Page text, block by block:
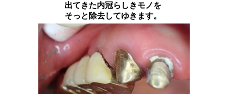
出てきた内冠らしきモノを
そっと除去してゆきます。